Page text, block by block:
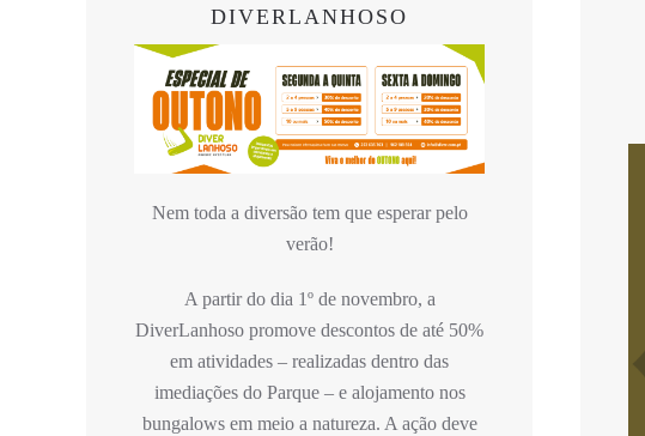
DIVERLANHOSO
Nem toda a diversão tem que esperar pelo
verão!
A partir do dia 1º de novembro, a
DiverLanhoso promove descontos de até 50%
em atividades – realizadas dentro das
imediações do Parque – e alojamento nos
bungalows em meio a natureza. A ação deve